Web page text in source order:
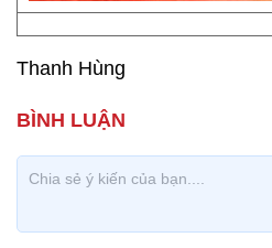
Thanh Hùng